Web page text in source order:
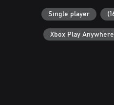
Single player
Xbox Play Anywhere